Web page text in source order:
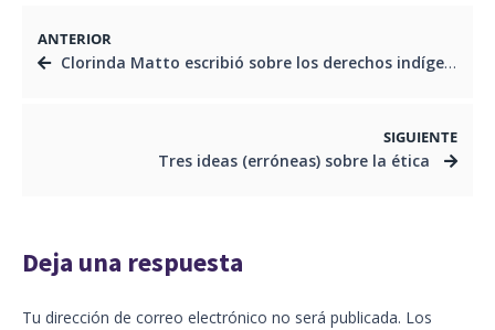
ANTERIOR
Clorinda Matto escribió sobre los derechos indígenas
SIGUIENTE
Tres ideas (erróneas) sobre la ética
Deja una respuesta
Tu dirección de correo electrónico no será publicada. Los